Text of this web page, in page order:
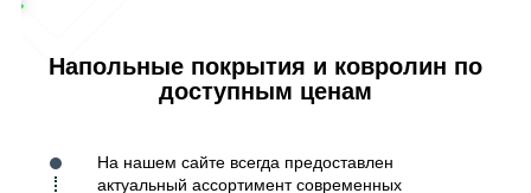
Напольные покрытия и ковролин по
доступным ценам
На нашем сайте всегда предоставлен
актуальный ассортимент современных